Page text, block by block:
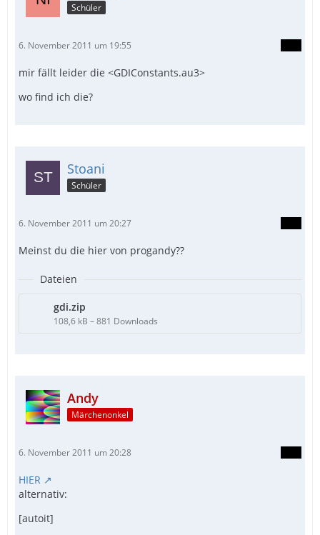
Schüler
6. November 2011 um 19:55
mir fällt leider die <GDIConstants.au3>
wo find ich die?
Stoani
Schüler
6. November 2011 um 20:27
Meinst du die hier von progandy??
Dateien
gdi.zip
108,6 kB – 881 Downloads
Andy
Märchenonkel
6. November 2011 um 20:28
HIER
alternativ:
[autoit]